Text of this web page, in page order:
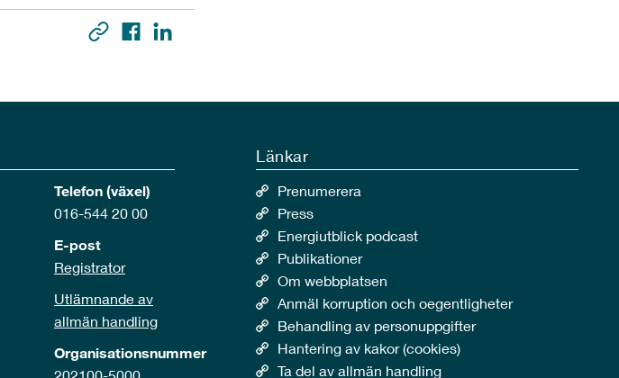
Telefon (växel)
016-544 20 00
E-post
Registrator
Utlämnande av
allmän handling
Organisationsnummer
Länkar
Prenumerera
Press
Energiutblick podcast
Publikationer
Om webbplatsen
Anmäl korruption och oegentligheter
Behandling av personuppgifter
Hantering av kakor (cookies)
Ta del av allmän handling